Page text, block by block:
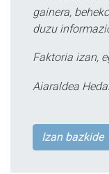
gainera,
duzu
Faktoria izan,
Aiaraldea
Izan bazkide